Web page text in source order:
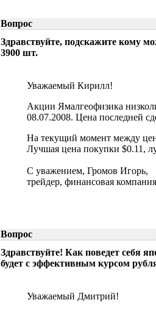
Вопрос
Здравствуйте, подскажите кому
3900 шт.
Уважаемый Кирилл!
Акции Ямалгеофизика
08.07.2008. Цена последней
На текущий момент между
Лучшая цена покупки $0.11,
С уважением, Громов Игорь,
трейдер, финансовая
Вопрос
Здравствуйте! Как поведет себя
будет с эффективным курсом
Уважаемый Дмитрий!